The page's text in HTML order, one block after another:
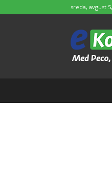
sreda, avgust
e-
Koroška